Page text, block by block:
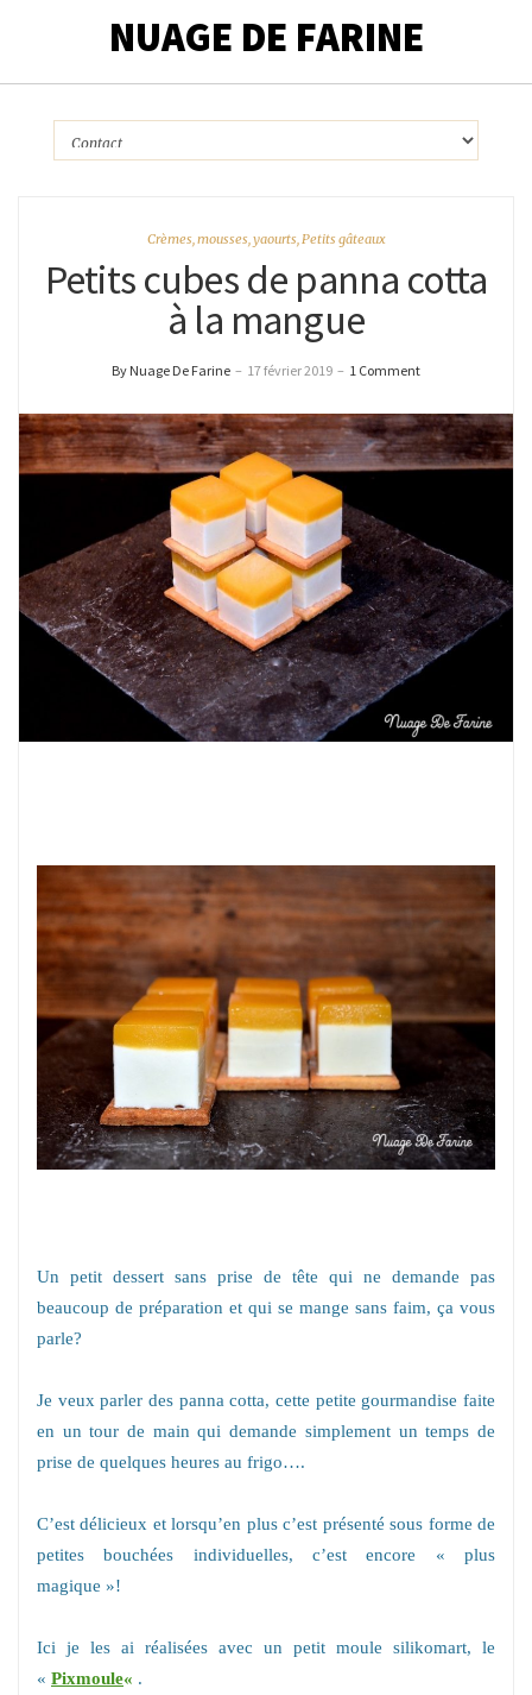
NUAGE DE FARINE
Crèmes, mousses, yaourts,Petits gâteaux
Petits cubes de panna cotta
à la mangue
By Nuage De Farine – 17 février 2019 – 1 Comment
Un petit dessert sans prise de tête qui ne demande pas
beaucoup de préparation et qui se mange sans faim, ça vous
parle?
Je veux parler des panna cotta, cette petite gourmandise faite
en un tour de main qui demande simplement un temps de
prise de quelques heures au frigo….
C’est délicieux et lorsqu’en plus c’est présenté sous forme de
petites bouchées individuelles, c’est encore « plus
magique »!
Ici je les ai réalisées avec un petit moule silikomart, le
« Pixmoule« .